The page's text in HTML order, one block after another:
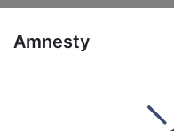
Amnesty